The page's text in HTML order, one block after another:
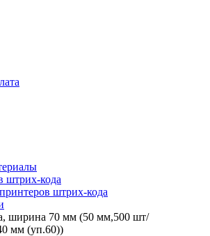
штрих-кода
штрих-кода
ширина 70 мм (50 мм,500 шт/
мм (уп.60))